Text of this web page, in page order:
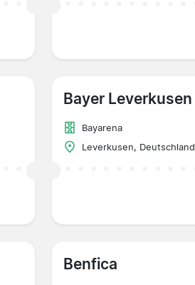
Bayer Leverkusen
Bayarena
Leverkusen, Deutschland
Benfica